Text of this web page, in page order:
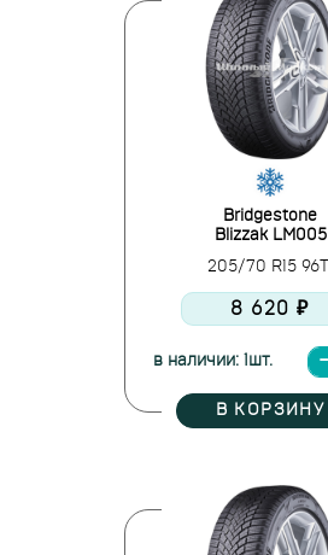
Bridgestone
Blizzak LM005
205/70 R15 96T
8 620 ₽
в наличии: 1шт.
В КОРЗИНУ